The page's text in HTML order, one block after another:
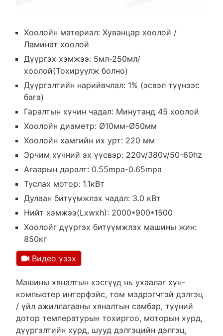
Хоолойн материал: Хуванцар хоолой /
Ламинат хоолой
Дүүргэх хэмжээ: 5мл-250мл/
хоолой(Тохируулж болно)
Дүүргэлтийн нарийвчлал: 1% (эсвэл түүнээс
бага)
Гаралтын хүчин чадал: Минутанд 45 хоолой
Хоолойн диаметр: Ø10мм-Ø50мм
Хоолойн хамгийн их урт: 220 мм
Эрчим хүчний эх үүсвэр: 220v/380v/50-60hz
Агаарын даралт: 0.55mpa-0.65mpa
Туслах мотор: 1.1кВт
Дулаан битүүмжлэх чадал: 3.0 кВт
Нийт хэмжээ(Lxwxh): 2000*900*1500
Хоолойг дүүргэх битүүмжлэх машины жин:
850кг
Видео үзэх
Машины хяналтын хэсгүүд нь ухаалаг хүн-
компьютер интерфэйс, том мэдрэгчтэй дэлгэц
/ үйл ажиллагааны хяналтын самбар, түүний
дотор температурын тохиргоо, моторын хурд,
дүүргэлтийн хурд, шууд дэлгэцийн дэлгэц,